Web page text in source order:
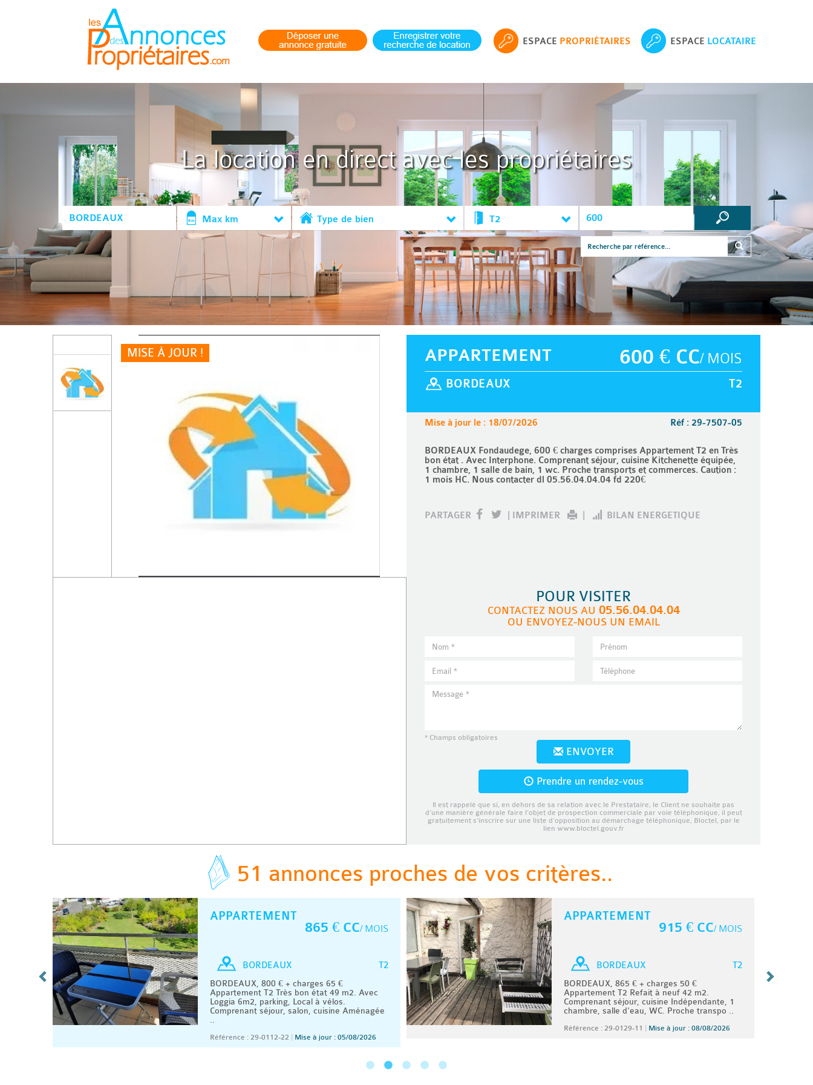
ESPACE PROPRIÉTAIRES ESPACE LOCATAIRE
La location en direct avec les propriétaires
Max km Type de bien T2
MISE À JOUR ! 600 € CC/ MOIS
APPARTEMENT
T2
BORDEAUX
Réf : 29-7507-05
Mise à jour le : 18/07/2026
BORDEAUX Fondaudege, 600 € charges comprises Appartement T2 en Très
bon état . Avec Interphone. Comprenant séjour, cuisine Kitchenette équipée,
1 chambre, 1 salle de bain, 1 wc. Proche transports et commerces. Caution :
1 mois HC. Nous contacter dl 05.56.04.04.04 fd 220€
PARTAGER IMPRIMER BILAN ENERGETIQUE
POUR VISITER
CONTACTEZ NOUS AU 05.56.04.04.04
OU ENVOYEZ-NOUS UN EMAIL
* Champs obligatoires
ENVOYER
Prendre un rendez-vous
Il est rappelé que si, en dehors de sa relation avec le Prestataire, le Client ne souhaite pas
d’une manière générale faire l’objet de prospection commerciale par voie téléphonique, il peut
gratuitement s’inscrire sur une liste d’opposition au démarchage téléphonique, Bloctel, par le
lien www.bloctel.gouv.fr
51 annonces proches de vos critères..
APPARTEMENT
865 € CC/ MOIS
T2
BORDEAUX
BORDEAUX, 800 € + charges 65 €
Appartement T2 Très bon état 49 m2. Avec
Loggia 6m2, parking, Local à vélos.
Comprenant séjour, salon, cuisine Aménagée
..
Référence : 29-0112-22 Mise à jour : 05/08/2026
APPARTEMENT
915 € CC/ MOIS
T2
BORDEAUX
BORDEAUX, 865 € + charges 50 €
Appartement T2 Refait à neuf 42 m2.
Comprenant séjour, cuisine Indépendante, 1
chambre, salle d'eau, WC. Proche transpo ..
Référence : 29-0129-11 Mise à jour : 08/08/2026